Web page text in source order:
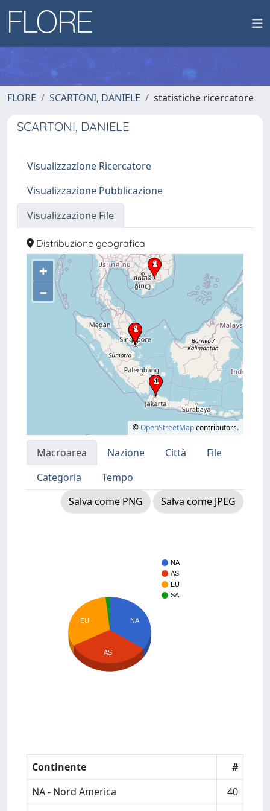
FLORE SCARTONI, DANIELE statistiche ricercatore
SCARTONI, DANIELE
Visualizzazione Ricercatore
Visualizzazione Pubblicazione
Visualizzazione File
Distribuzione geografica
+
–
©OpenStreetMapcontributors.
Macroarea Nazione Città
File
Categoria
Tempo
Salva come PNG
Salva come JPEG
NA
AS
EU
SA
NA
EU
AS
Continente
#
NA - Nord America
40